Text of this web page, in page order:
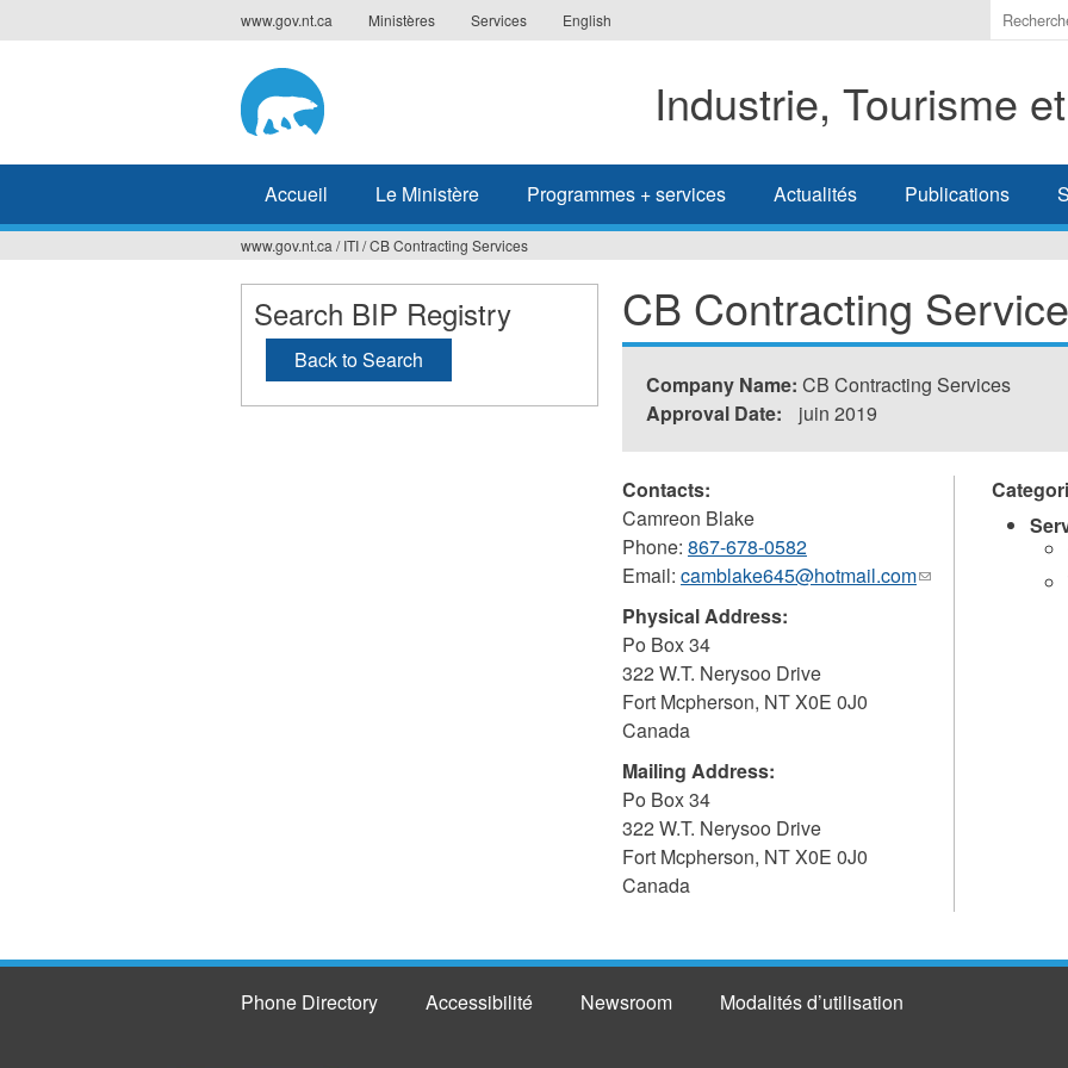
to
www.gov.nt.ca Ministères Services English
Indiquer
les
à
Industrie, Tourisme
Accueil Le Ministère Programmes + services Actualités Publications
Vous
êtes
ici
www.gov.nt.ca / ITI/CB Contracting Services
CB Contracting
Company Name: CB Contracting Services
Approval Date:
juin 2019
Contacts:
Camreon Blake
Phone: 867-678-0582
Email: camblake645@hotmail.com(link
Physical Address:
Po Box 34
322 W.T. Nerysoo Drive
Fort Mcpherson, NTX0E 0J0
Canada
Mailing Address:
Po Box 34
322 W.T. Nerysoo Drive
Fort Mcpherson, NTX0E 0J0
Canada
Search BIP Registry
Back to Search
Phone Directory Accessibilité Newsroom Modalités d’utilisation